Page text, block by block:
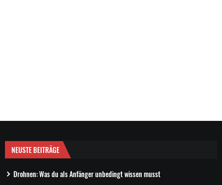
NEUSTE BEITRÄGE
Drohnen: Was du als Anfänger unbedingt wissen musst